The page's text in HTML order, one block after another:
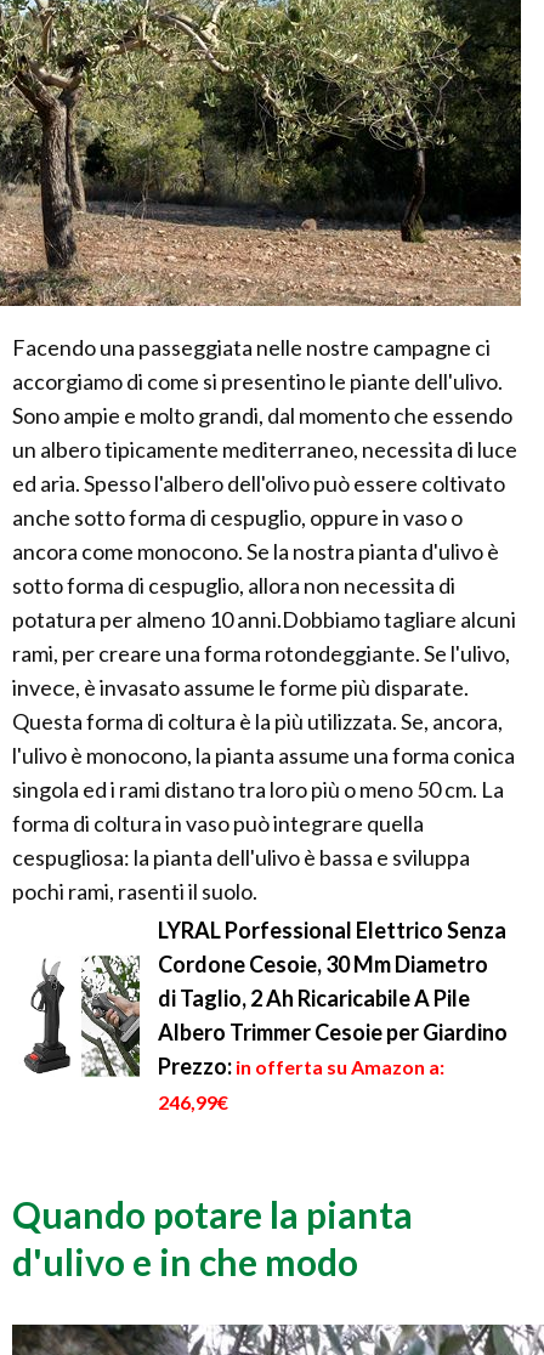
Facendo una passeggiata nelle nostre campagne ci
accorgiamo di come si presentino le piante dell'ulivo.
Sono ampie e molto grandi, dal momento che essendo
un albero tipicamente mediterraneo, necessita di luce
ed aria. Spesso l'albero dell'olivo può essere coltivato
anche sotto forma di cespuglio, oppure in vaso o
ancora come monocono. Se la nostra pianta d'ulivo è
sotto forma di cespuglio, allora non necessita di
potatura per almeno 10 anni.Dobbiamo tagliare alcuni
rami, per creare una forma rotondeggiante. Se l'ulivo,
invece, è invasato assume le forme più disparate.
Questa forma di coltura è la più utilizzata. Se, ancora,
l'ulivo è monocono, la pianta assume una forma conica
singola ed i rami distano tra loro più o meno 50 cm. La
forma di coltura in vaso può integrare quella
cespugliosa: la pianta dell'ulivo è bassa e sviluppa
pochi rami, rasenti il suolo.
LYRAL Porfessional Elettrico Senza
Cordone Cesoie, 30 Mm Diametro
di Taglio, 2 Ah Ricaricabile A Pile
Albero Trimmer Cesoie per Giardino
Prezzo: in offerta su Amazon a:
246,99€
Quando potare la pianta
d'ulivo e in che modo